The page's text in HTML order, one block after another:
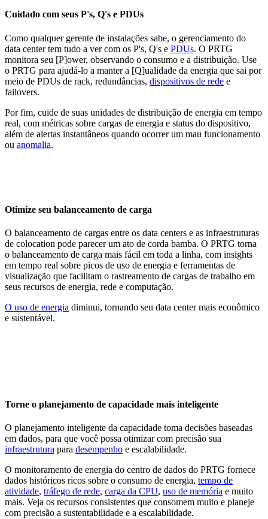
Cuidado com seus P's, Q's e PDUs
Como qualquer gerente de instalações sabe, o gerenciamento do
data center tem tudo a ver com os P's, Q's e PDUs. O PRTG
monitora seu [P]ower, observando o consumo e a distribuição. Use
o PRTG para ajudá-lo a manter a [Q]ualidade da energia que sai por
meio de PDUs de rack, redundâncias, dispositivos de rede e
failovers.
Por fim, cuide de suas unidades de distribuição de energia em tempo
real, com métricas sobre cargas de energia e status do dispositivo,
além de alertas instantâneos quando ocorrer um mau funcionamento
ou anomalia.
Otimize seu balanceamento de carga
O balanceamento de cargas entre os data centers e as infraestruturas
de colocation pode parecer um ato de corda bamba. O PRTG torna
o balanceamento de carga mais fácil em toda a linha, com insights
em tempo real sobre picos de uso de energia e ferramentas de
visualização que facilitam o rastreamento de cargas de trabalho em
seus recursos de energia, rede e computação.
O uso de energia diminui, tornando seu data center mais econômico
e sustentável.
Torne o planejamento de capacidade mais inteligente
O planejamento inteligente da capacidade toma decisões baseadas
em dados, para que você possa otimizar com precisão sua
infraestrutura para desempenho e escalabilidade.
O monitoramento de energia do centro de dados do PRTG fornece
dados históricos ricos sobre o consumo de energia, tempo de
atividade, tráfego de rede, carga da CPU, uso de memória e muito
mais. Veja os recursos consistentes que consomem muito e planeje
com precisão a sustentabilidade e a escalabilidade.